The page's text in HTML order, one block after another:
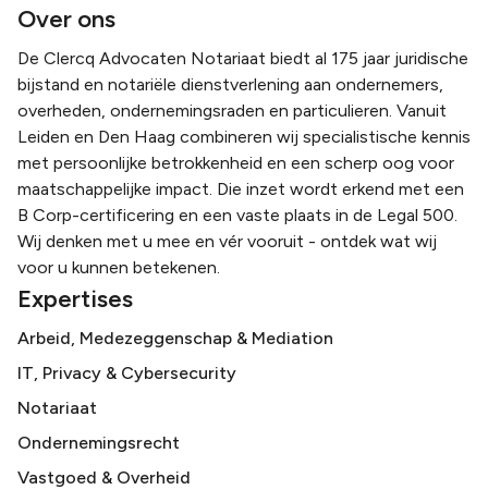
Over ons
De Clercq Advocaten Notariaat biedt al 175 jaar juridische
bijstand en notariële dienstverlening aan ondernemers,
overheden, ondernemingsraden en particulieren. Vanuit
Leiden en Den Haag combineren wij specialistische kennis
met persoonlijke betrokkenheid en een scherp oog voor
maatschappelijke impact. Die inzet wordt erkend met een
B Corp-certificering en een vaste plaats in de Legal 500.
Wij denken met u mee en vér vooruit - ontdek wat wij
voor u kunnen betekenen.
Expertises
Arbeid, Medezeggenschap & Mediation
IT, Privacy & Cybersecurity
Notariaat
Ondernemingsrecht
Vastgoed & Overheid